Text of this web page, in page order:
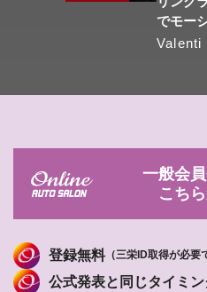
でモー
Valenti
一般会
こち
登録無料（三栄ID取得が必要
公式発表と同じタイミ